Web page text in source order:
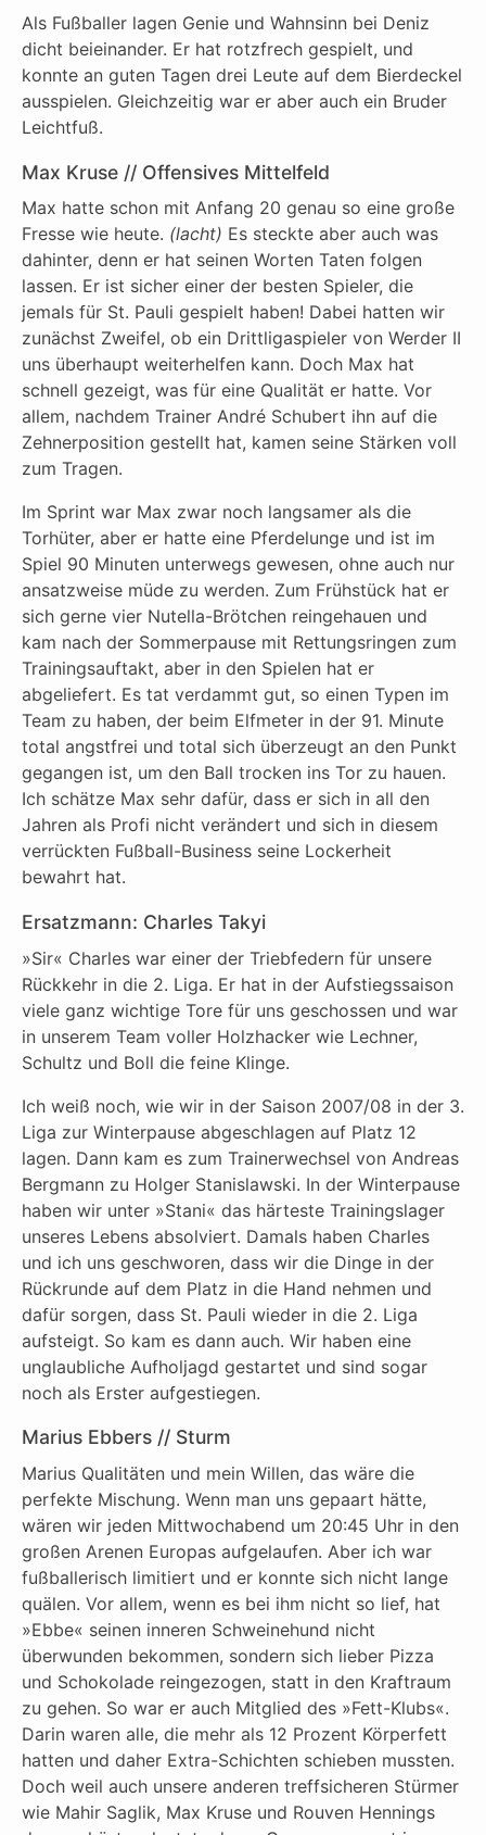
Als Fußballer lagen Genie und Wahnsinn bei Deniz
dicht beieinander. Er hat rotzfrech gespielt, und
konnte an guten Tagen drei Leute auf dem Bierdeckel
ausspielen. Gleichzeitig war er aber auch ein Bruder
Leichtfuß.
Max Kruse // Offensives Mittelfeld
Max hatte schon mit Anfang 20 genau so eine große
Fresse wie heute. (lacht) Es steckte aber auch was
dahinter, denn er hat seinen Worten Taten folgen
lassen. Er ist sicher einer der besten Spieler, die
jemals für St. Pauli gespielt haben! Dabei hatten wir
zunächst Zweifel, ob ein Drittligaspieler von Werder II
uns überhaupt weiterhelfen kann. Doch Max hat
schnell gezeigt, was für eine Qualität er hatte. Vor
allem, nachdem Trainer André Schubert ihn auf die
Zehnerposition gestellt hat, kamen seine Stärken voll
zum Tragen.
Im Sprint war Max zwar noch langsamer als die
Torhüter, aber er hatte eine Pferdelunge und ist im
Spiel 90 Minuten unterwegs gewesen, ohne auch nur
ansatzweise müde zu werden. Zum Frühstück hat er
sich gerne vier Nutella-Brötchen reingehauen und
kam nach der Sommerpause mit Rettungsringen zum
Trainingsauftakt, aber in den Spielen hat er
abgeliefert. Es tat verdammt gut, so einen Typen im
Team zu haben, der beim Elfmeter in der 91. Minute
total angstfrei und total sich überzeugt an den Punkt
gegangen ist, um den Ball trocken ins Tor zu hauen.
Ich schätze Max sehr dafür, dass er sich in all den
Jahren als Profi nicht verändert und sich in diesem
verrückten Fußball-Business seine Lockerheit
bewahrt hat.
Ersatzmann: Charles Takyi
»Sir« Charles war einer der Triebfedern für unsere
Rückkehr in die 2. Liga. Er hat in der Aufstiegssaison
viele ganz wichtige Tore für uns geschossen und war
in unserem Team voller Holzhacker wie Lechner,
Schultz und Boll die feine Klinge.
Ich weiß noch, wie wir in der Saison 2007/08 in der 3.
Liga zur Winterpause abgeschlagen auf Platz 12
lagen. Dann kam es zum Trainerwechsel von Andreas
Bergmann zu Holger Stanislawski. In der Winterpause
haben wir unter »Stani« das härteste Trainingslager
unseres Lebens absolviert. Damals haben Charles
und ich uns geschworen, dass wir die Dinge in der
Rückrunde auf dem Platz in die Hand nehmen und
dafür sorgen, dass St. Pauli wieder in die 2. Liga
aufsteigt. So kam es dann auch. Wir haben eine
unglaubliche Aufholjagd gestartet und sind sogar
noch als Erster aufgestiegen.
Marius Ebbers // Sturm
Marius Qualitäten und mein Willen, das wäre die
perfekte Mischung. Wenn man uns gepaart hätte,
wären wir jeden Mittwochabend um 20:45 Uhr in den
großen Arenen Europas aufgelaufen. Aber ich war
fußballerisch limitiert und er konnte sich nicht lange
quälen. Vor allem, wenn es bei ihm nicht so lief, hat
»Ebbe« seinen inneren Schweinehund nicht
überwunden bekommen, sondern sich lieber Pizza
und Schokolade reingezogen, statt in den Kraftraum
zu gehen. So war er auch Mitglied des »Fett-Klubs«.
Darin waren alle, die mehr als 12 Prozent Körperfett
hatten und daher Extra-Schichten schieben mussten.
Doch weil auch unsere anderen treffsicheren Stürmer
wie Mahir Saglik, Max Kruse und Rouven Hennings